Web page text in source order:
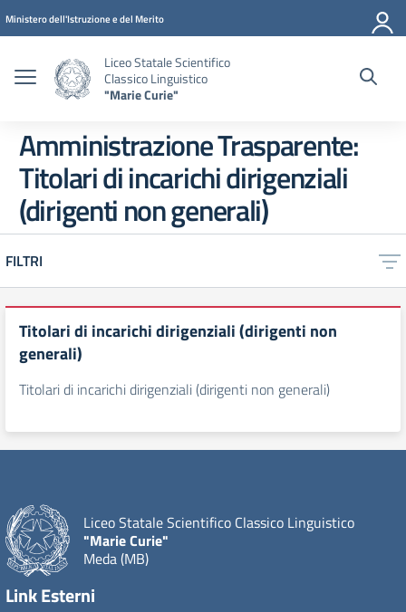
Vai ai contenuti
Vai al menu di navigazione
Vai al footer
Ministero dell'Istruzione e del Merito
Liceo Statale Scientifico
Classico Linguistico
"Marie Curie"
Amministrazione Trasparente:
Titolari di incarichi dirigenziali
(dirigenti non generali)
FILTRI
Titolari di incarichi dirigenziali (dirigenti non
generali)
Titolari di incarichi dirigenziali (dirigenti non generali)
Liceo Statale Scientifico Classico Linguistico
"Marie Curie"
Meda (MB)
Link Esterni